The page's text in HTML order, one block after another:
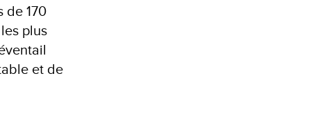
de 170
plus
et de